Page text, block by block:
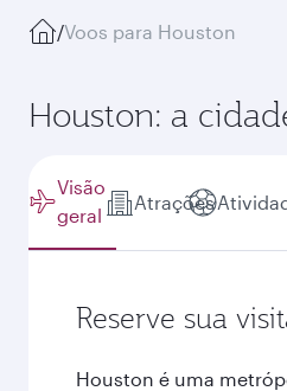
/Voos para Houston
Houston: a
Visão
geral
Atrações
Reserve sua
Houston é uma